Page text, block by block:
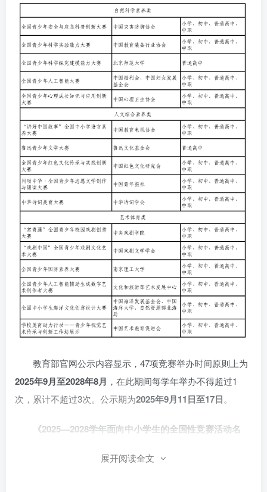
教育部官网公示内容显示，47项竞赛举办时间原则上为
2025年9月至2028年8月 ，在此期间每学年举办不得超过1
次，累计不超过3次。公示期为2025年9月11日至17日。
《2025—2028学年面向中小学生的全国性竞赛活动名
展开阅读全文